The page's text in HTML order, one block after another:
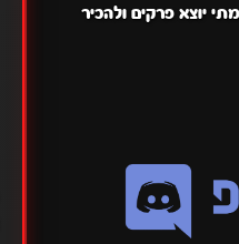
יוצא פרקים ולהכיר